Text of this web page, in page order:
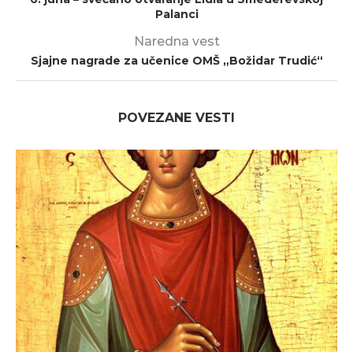
Palanci
Naredna vest
Sjajne nagrade za učenice OMŠ „Božidar Trudić“
POVEZANE VESTI